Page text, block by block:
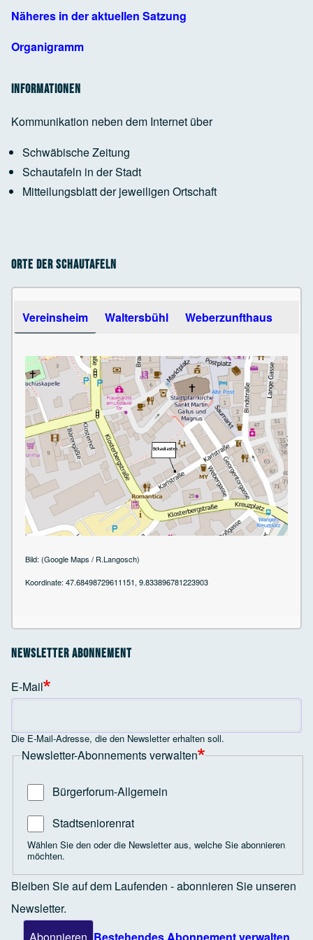
Näheres in der aktuellen Satzung
Organigramm
Informationen
Kommunikation neben dem Internet über
Schwäbische Zeitung
Schautafeln in der Stadt
Mitteilungsblatt der jeweiligen Ortschaft
Orte der Schautafeln
Use the arrow keys to navigate between tabs
Vereinsheim Waltersbühl Weberzunfthaus
Bild: (Google Maps / R.Langosch)
Koordinate: 47.68498729611151, 9.833896781223903
Newsletter Abonnement
E-Mail
Die E-Mail-Adresse, die den Newsletter erhalten soll.
Newsletter-Abonnements verwalten
Bürgerforum-Allgemein
Stadtseniorenrat
Wählen Sie den oder die Newsletter aus, welche Sie abonnieren
möchten.
Bleiben Sie auf dem Laufenden - abonnieren Sie unseren
Newsletter.
Bestehendes Abonnement verwalten